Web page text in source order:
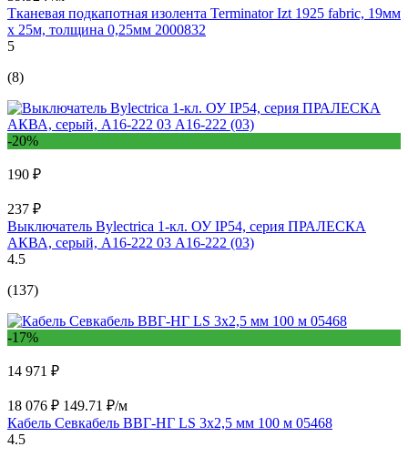
Тканевая подкапотная изолента Terminator Izt 1925 fabric, 19мм
х 25м, толщина 0,25мм 2000832
5
(8)
-20%
190 ₽
237 ₽
Выключатель Bylectrica 1-кл. ОУ IP54, серия ПРАЛЕСКА
АКВА, серый, А16-222 03 А16-222 (03)
4.5
(137)
-17%
14 971 ₽
18 076 ₽ 149.71 ₽/м
Кабель Севкабель ВВГ-НГ LS 3х2,5 мм 100 м 05468
4.5